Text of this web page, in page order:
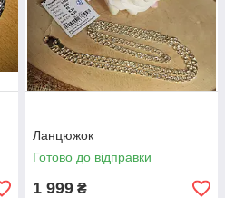
Ланцюжок
Готово до відправки
1 999 ₴